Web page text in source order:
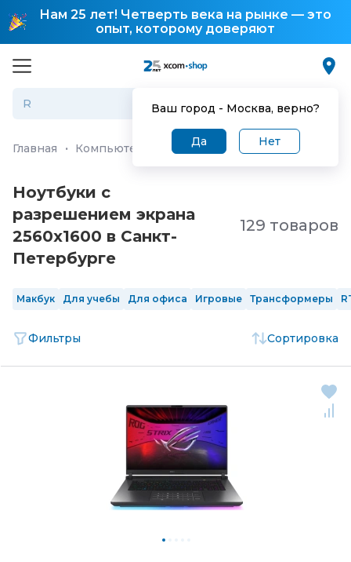
Нам 25 лет! Четверть века на рынке — это
опыт, которому доверяют
Ваш город - Москва, верно?
Да Нет
Главная · Компьютеры и ноутбуки Ноутбуки
Ноутбуки с
разрешением экрана
2560x1600 в Санкт-
Петербургe
129 товаров
Макбук Для учебы Для офиса Игровые Трансформеры
Фильтры Сортировка